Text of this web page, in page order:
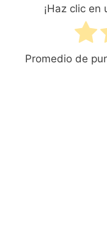
¡Haz clic en
Promedio de